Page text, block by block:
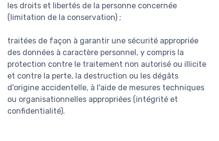
les droits et libertés de la personne concernée
(limitation de la conservation) ;
traitées de façon à garantir une sécurité appropriée
des données à caractère personnel, y compris la
protection contre le traitement non autorisé ou illicite
et contre la perte, la destruction ou les dégâts
d'origine accidentelle, à l'aide de mesures techniques
ou organisationnelles appropriées (intégrité et
confidentialité).